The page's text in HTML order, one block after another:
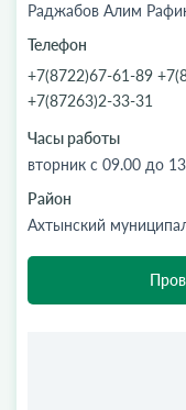
Раджабов Алим
Телефон
+7(8722)67-61-89
+7(87263)2-33-31
Часы работы
вторник с 09.00 до
Район
Ахтынский